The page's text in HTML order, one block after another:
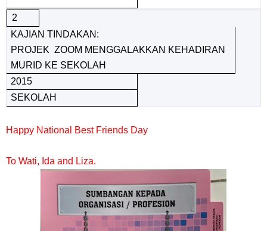
2
KAJIAN TINDAKAN:
PROJEK ZOOM MENGGALAKKAN KEHADIRAN
MURID KE SEKOLAH
2015
SEKOLAH
Happy National Best Friends Day
To Wati, Ida and Liza.